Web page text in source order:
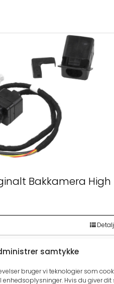
samtykke
bruger vi teknologier som
Hvis du giver dit
Bakkamera High
KONTAKT